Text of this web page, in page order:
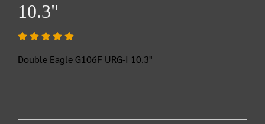
10.3"
Double Eagle G106F URG-I 10.3"